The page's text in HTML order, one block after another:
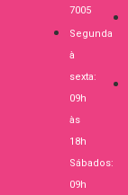
7005
Segunda
à
sexta:
09h
às
18h
Sábados:
09h